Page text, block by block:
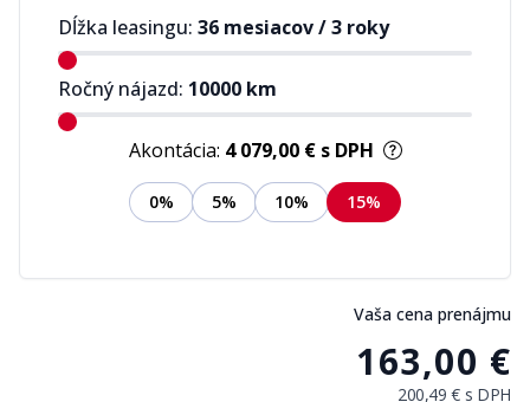
Dĺžka leasingu: 36 mesiacov/3 roky
Ročný nájazd: 10000 km
Akontácia: 4 079,00 € s DPH
0% 5% 10% 15%
Vaša cena prenájmu
163,00 €
200,49 € s DPH